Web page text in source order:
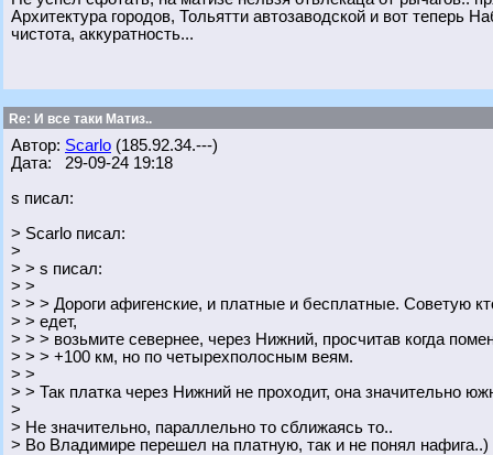
Архитектура городов, Тольятти автозаводской и вот
чистота, аккуратность...
Re: И все таки Матиз..
Автор: Scarlo (185.92.34.---)
Дата: 29-09-24 19:18
s писал:
> Scarlo писал:
>
> > s писал:
> >
> > > Дороги афигенские, и платные и бесплатные. Советую
> > едет,
> > > возьмите севернее, через Нижний, просчитав когда
> > > +100 км, но по четырехполосным веям.
> >
> > Так платка через Нижний не проходит, она значительно
>
> Не значительно, параллельно то сближаясь то..
> Во Владимире перешел на платную, так и не понял нафига..)